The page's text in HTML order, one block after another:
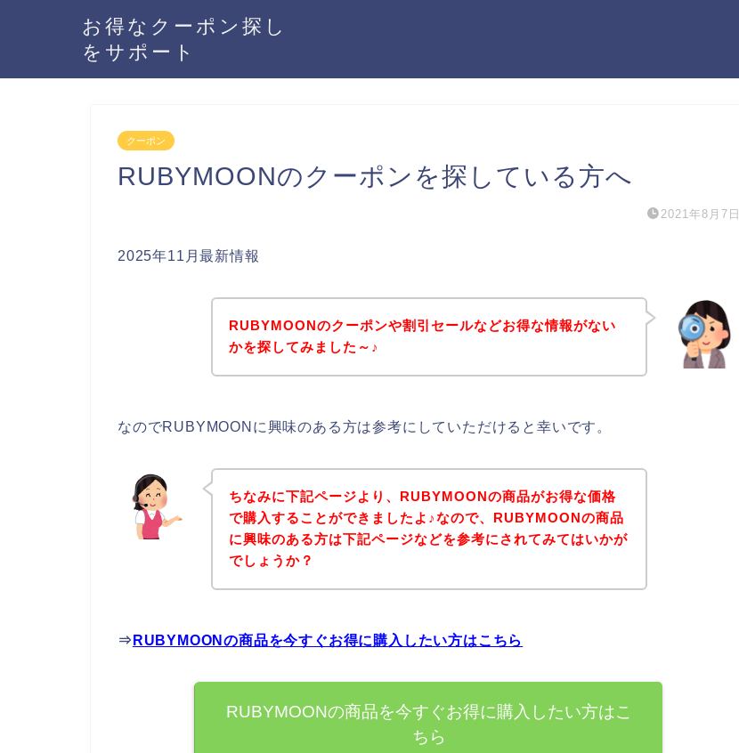
お得なクーポン探し
をサポート
クーポン
RUBYMOONのクーポンを探している方へ
2021年8月7日
2025年11月最新情報
RUBYMOONのクーポンや割引セールなどお得な情報がない
かを探してみました～♪
なのでRUBYMOONに興味のある方は参考にしていただけると幸いです。
ちなみに下記ページより、RUBYMOONの商品がお得な価格
で購入することができましたよ♪なので、RUBYMOONの商品
に興味のある方は下記ページなどを参考にされてみてはいかが
でしょうか？
⇒ RUBYMOONの商品を今すぐお得に購入したい方はこちら
RUBYMOONの商品を今すぐお得に購入したい方はこ
ちら